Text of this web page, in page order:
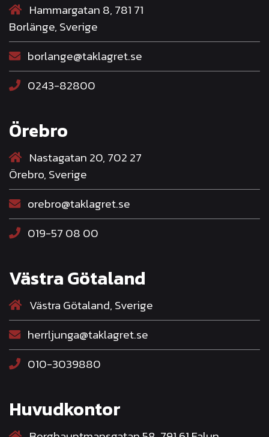
Hammargatan 8, 781 71
Borlänge, Sverige
borlange@taklagret.se
0243-82800
Örebro
Nastagatan 20, 702 27
Örebro, Sverige
orebro@taklagret.se
019-57 08 00
Västra Götaland
Västra Götaland, Sverige
herrljunga@taklagret.se
010-3039880
Huvudkontor